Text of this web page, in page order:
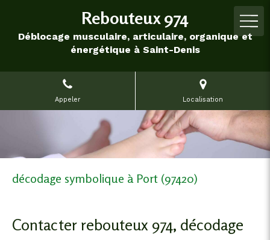
Rebouteux 974
Déblocage musculaire, articulaire, organique et
énergétique à Saint-Denis
Appeler Localisation
décodage symbolique à Port (97420)
Contacter rebouteux 974, décodage